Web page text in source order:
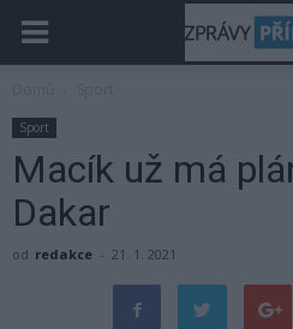
Sport
Macík už má
Dakar
od redakce - 21. 1. 2021